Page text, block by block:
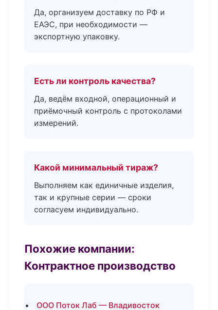
Да, организуем доставку по РФ и
ЕАЭС, при необходимости —
экспортную упаковку.
Есть ли контроль качества?
Да, ведём входной, операционный и
приёмочный контроль с протоколами
измерений.
Какой минимальный тираж?
Выполняем как единичные изделия,
так и крупные серии — сроки
согласуем индивидуально.
Похожие компании:
Контрактное производство
ООО Поток Лаб — Владивосток